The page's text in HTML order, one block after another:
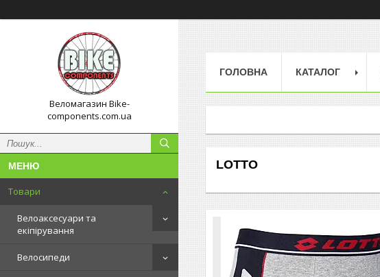
Веломагазин Bike-
components.com.ua
Товари
Велоаксесуари та
екіпірування
Велосипеди
ГОЛОВНА КАТАЛОГ
LOTTO